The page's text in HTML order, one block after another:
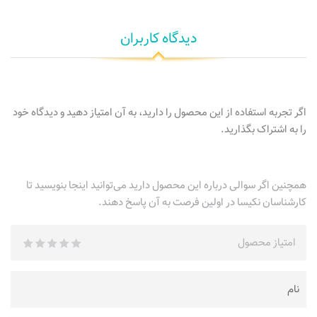
دیدگاه کاربران
اگر تجربه استفاده از این محصول را دارید، به آن امتیاز دهید و دیدگاه خود
را به اشتراک بگذارید.
همچنین اگر سوالی درباره این محصول دارید می‌توانید اینجا بنویسید تا
کارشناسان نکیسا در اولین فرصت به آن پاسخ دهند.
امتیاز محصول